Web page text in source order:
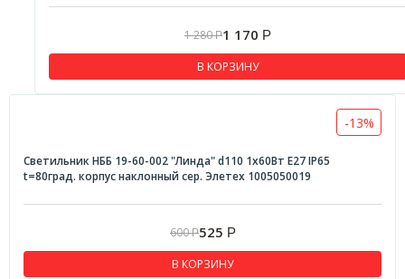
1 280Р1 170 Р
В КОРЗИНУ
-13%
Светильник НББ 19-60-002 "Линда" d110 1х60Вт E27 IP65
t=80град. корпус наклонный сер. Элетех 1005050019
600Р525 Р
В КОРЗИНУ